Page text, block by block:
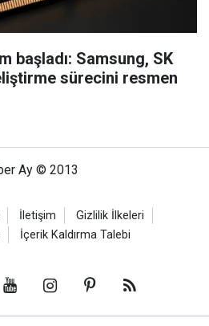
başladı: Samsung, SK
sürecini resmen
Ay © 2013
İletişim
Gizlilik İlkeleri
İçerik Kaldırma Talebi